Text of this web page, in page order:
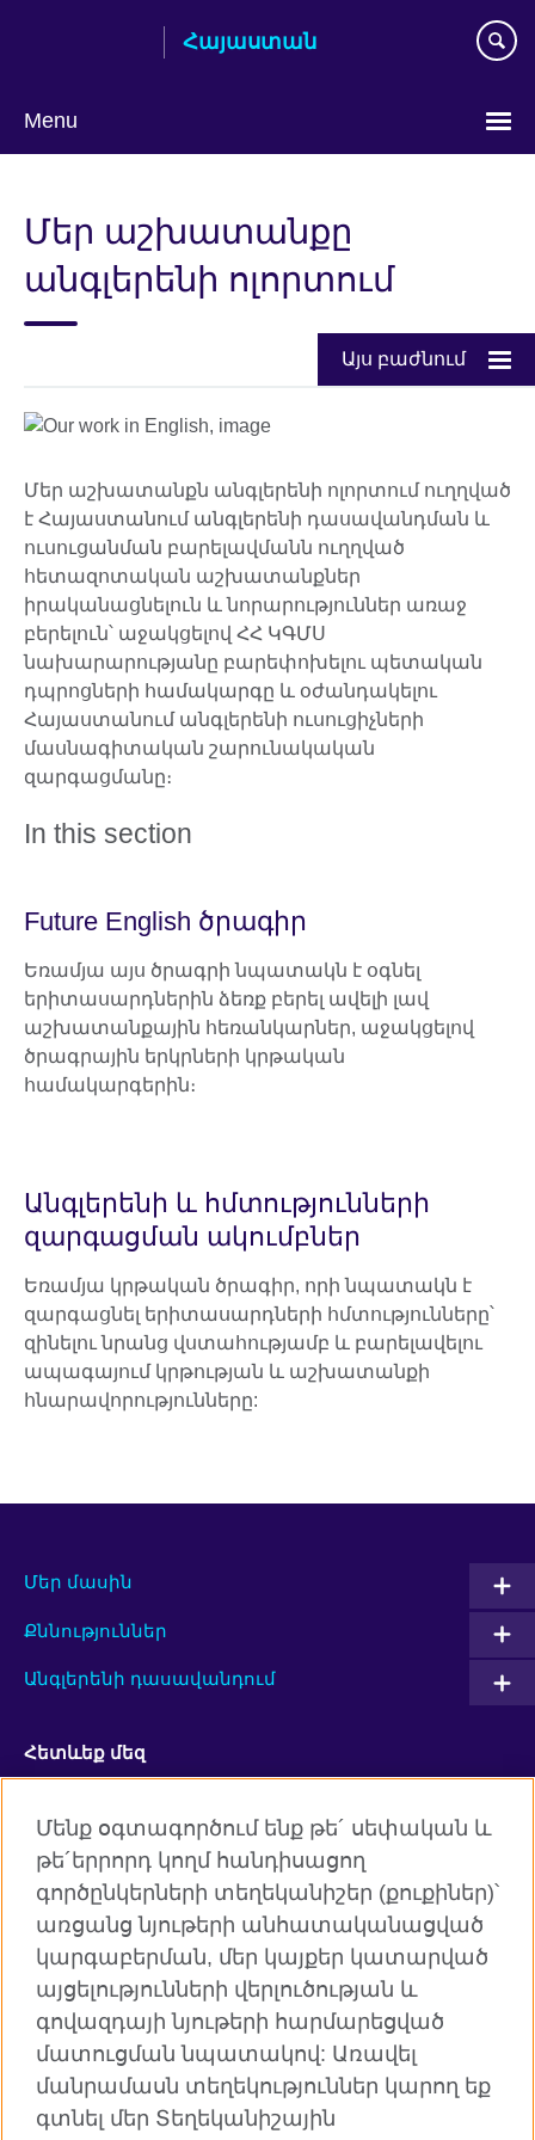
Հայաստան
Menu
language
Մեր աշխատանքը
անգլերենի ոլորտում
Այս բաժնում
Մեր աշխատանքն անգլերենի ոլորտում ուղղված
է Հայաստանում անգլերենի դասավանդման և
ուսուցանման բարելավմանն ուղղված
հետազոտական աշխատանքներ
իրականացնելուն և նորարություններ առաջ
բերելուն՝ աջակցելով ՀՀ ԿԳՄՍ
նախարարությանը բարեփոխելու պետական
դպրոցների համակարգը և օժանդակելու
Հայաստանում անգլերենի ուսուցիչների
մասնագիտական շարունակական
զարգացմանը։
In this section
Future English ծրագիր
Եռամյա այս ծրագրի նպատակն է օգնել
երիտասարդներին ձեռք բերել ավելի լավ
աշխատանքային հեռանկարներ, աջակցելով
ծրագրային երկրների կրթական
համակարգերին։
Անգլերենի և հմտությունների
զարգացման ակումբներ
Եռամյա կրթական ծրագիր, որի նպատակն է
զարգացնել երիտասարդների հմտությունները՝
զինելու նրանց վստահությամբ և բարելավելու
ապագայում կրթության և աշխատանքի
հնարավորությունները:
Մեր մասին
Քննություններ
Անգլերենի դասավանդում
Հետևեք մեզ
YouTube Flickr
Instagram
TikTok
Բրիտանական խորհուրդն աշխարհում
Գաղտնիություն և դրույթներ
Մենք օգտագործում ենք թե´ սեփական և
թե´երրորդ կողմ հանդիսացող
գործընկերների տեղեկանիշեր (քուքիներ)՝
առցանց նյութերի անհատականացված
կարգաբերման, մեր կայքեր կատարված
այցելությունների վերլուծության և
գովազդայի նյութերի հարմարեցված
մատուցման նպատակով: Առավել
մանրամասն տեղեկություններ կարող եք
գտնել մեր Տեղեկանիշային